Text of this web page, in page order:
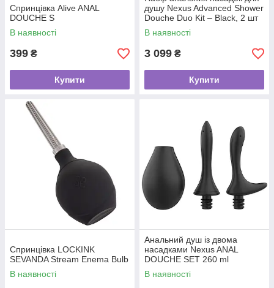
Спринцівка Alive ANAL
DOUCHE S
В наявності
399 ₴
Купити
душу Nexus Advanced Shower
Douche Duo Kit – Black, 2 шт
В наявності
3 099 ₴
Купити
Спринцівка LOCKINK
SEVANDA Stream Enema Bulb
В наявності
Анальний душ із двома
насадками Nexus ANAL
DOUCHE SET 260 ml
В наявності